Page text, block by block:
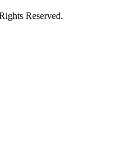
Reserved.